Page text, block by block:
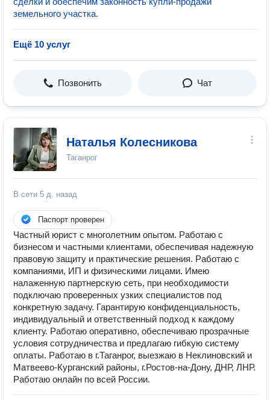
земельного участка.
Ещё 10 услуг
Позвонить Чат
Наталья Колесникова
Таганрог
В сети 5 д. назад
Паспорт проверен
Частный юрист с многолетним опытом. Работаю с
бизнесом и частными клиентами, обеспечивая надежную
правовую защиту и практические решения. Работаю с
компаниями, ИП и физическими лицами. Имею
налаженную партнерскую сеть, при необходимости
подключаю проверенных узких специалистов под
конкретную задачу. Гарантирую конфиденциальность,
индивидуальный и ответственный подход к каждому
клиенту. Работаю оперативно, обеспечиваю прозрачные
условия сотрудничества и предлагаю гибкую систему
оплаты. Работаю в г.Таганрог, выезжаю в Неклиновский и
Матвеево-Курганский районы, г.Ростов-на-Дону, ДНР, ЛНР.
Работаю онлайн по всей России.